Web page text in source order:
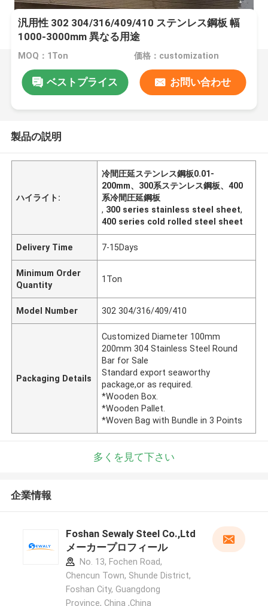
汎用性 302 304/316/409/410 ステンレス鋼板 幅
1000-3000mm 異なる用途
MOQ：1Ton 価格：customization
ベストプライス お問い合わせ
製品の説明
ハイライト:
冷間圧延ステンレス鋼板0.01-
200mm、300系ステンレス鋼板、400
系冷間圧延鋼板
, 300 series stainless steel sheet,
400 series cold rolled steel sheet
Delivery Time 7-15Days
Minimum Order
Quantity
1Ton
Model Number 302 304/316/409/410
Packaging Details
Customized Diameter 100mm
200mm 304 Stainless Steel Round
Bar for Sale
Standard export seaworthy
package,or as required.
*Wooden Box.
*Wooden Pallet.
*Woven Bag with Bundle in 3 Points
多くを見て下さい
企業情報
Foshan Sewaly Steel Co.,Ltd
メーカープロフィール
No. 13, Fochen Road,
Chencun Town, Shunde District,
Foshan City, Guangdong
Province, China ,China